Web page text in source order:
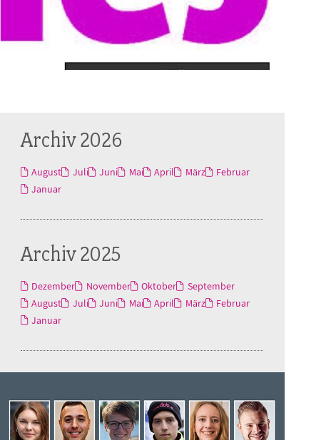
Archiv 2026
August Juli Juni Mai April März
Februar
Januar
Archiv 2025
Dezember November Oktober
September
August
Juli Juni Mai April März
Februar
Januar